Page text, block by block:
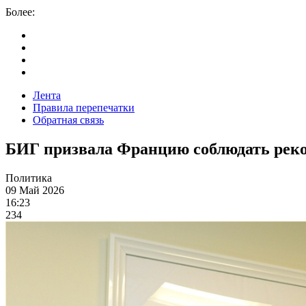
Более:
Лента
Правила перепечатки
Обратная связь
БИГ призвала Францию соблюдать
Политика
09 Май 2026
16:23
234